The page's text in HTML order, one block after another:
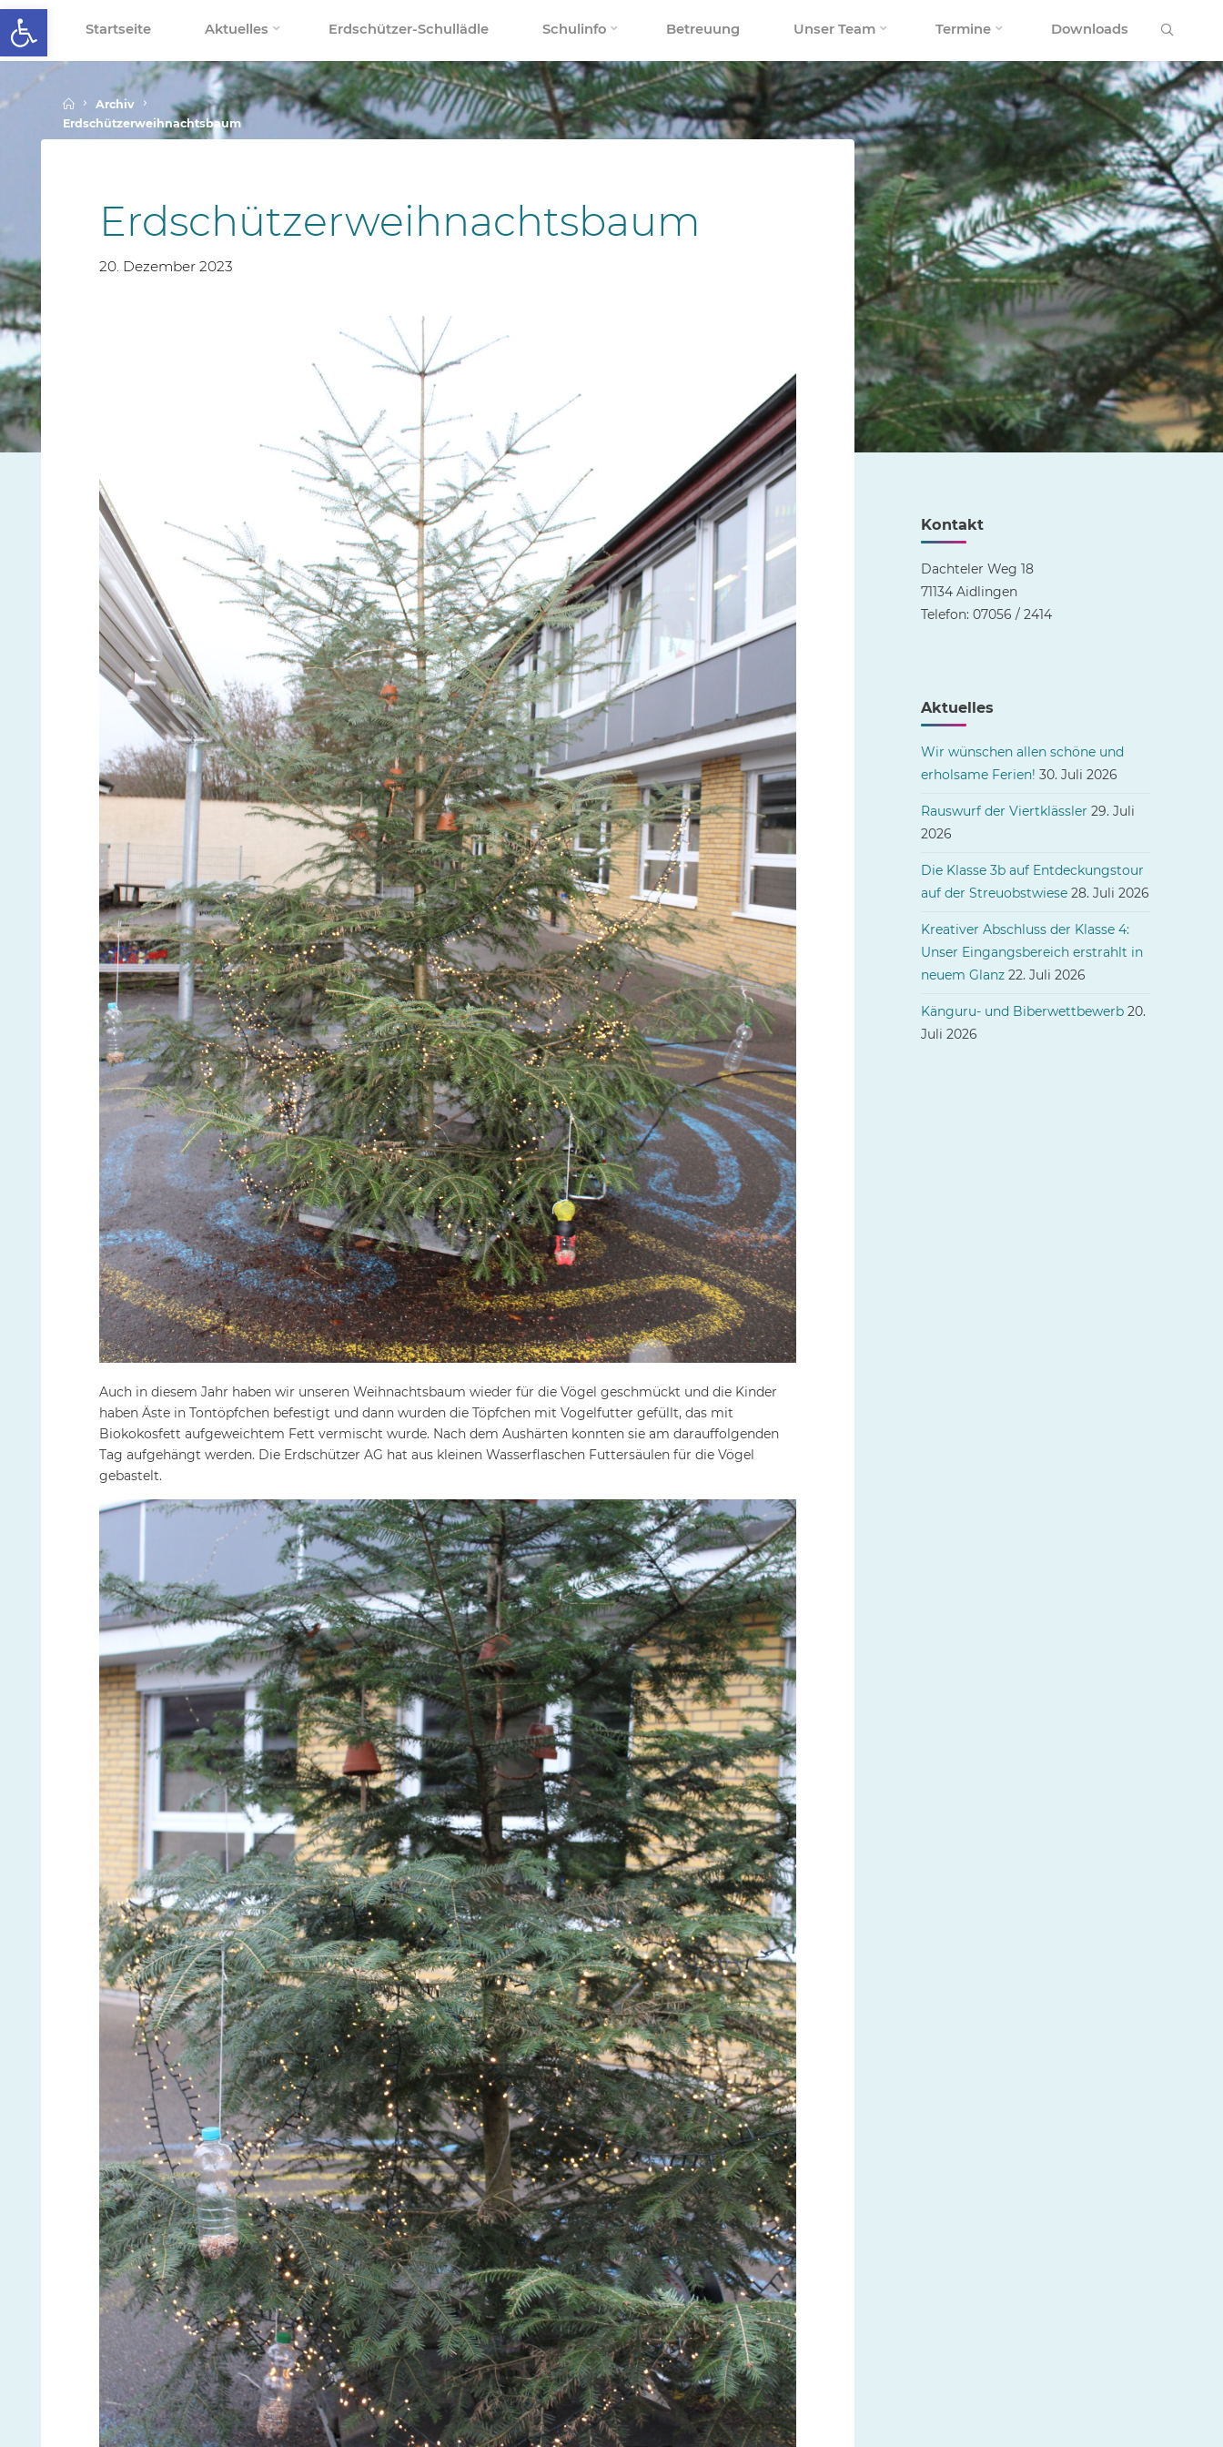
Werkzeugleiste öffnen
Skip
to
content
Startseite Aktuelles Erdschützer-Schullädle Schulinfo Betreuung Unser Team Termine Downloads
Home
Archiv
Erdschützerweihnachtsbaum
Erdschützerweihnachtsbaum
20. Dezember 2023
Auch in diesem Jahr haben wir unseren Weihnachtsbaum wieder für die Vögel geschmückt und die Kinder
haben Äste in Tontöpfchen befestigt und dann wurden die Töpfchen mit Vogelfutter gefüllt, das mit
Biokokosfett aufgeweichtem Fett vermischt wurde. Nach dem Aushärten konnten sie am darauffolgenden
Tag aufgehängt werden. Die Erdschützer AG hat aus kleinen Wasserflaschen Futtersäulen für die Vögel
gebastelt.
Kontakt
Dachteler Weg 18
71134 Aidlingen
Telefon: 07056 / 2414
Aktuelles
Wir wünschen allen schöne und
erholsame Ferien! 30. Juli 2026
Rauswurf der Viertklässler 29. Juli
2026
Die Klasse 3b auf Entdeckungstour
auf der Streuobstwiese 28. Juli 2026
Kreativer Abschluss der Klasse 4:
Unser Eingangsbereich erstrahlt in
neuem Glanz 22. Juli 2026
Känguru- und Biberwettbewerb 20.
Juli 2026